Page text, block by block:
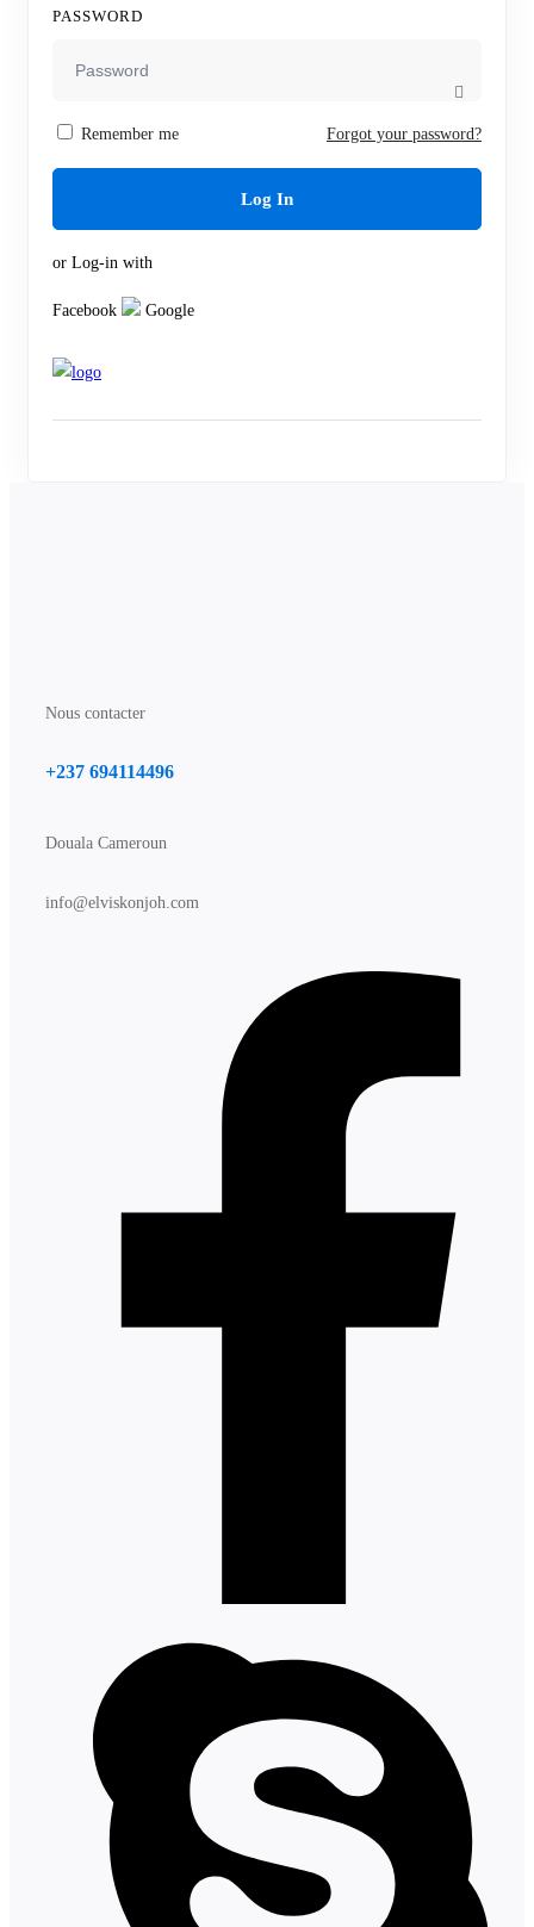
PASSWORD
Remember me Forgot your password?
Log In
or Log-in with
Facebook Google
Nous contacter
+237 694114496
Douala Cameroun
info@elviskonjoh.com